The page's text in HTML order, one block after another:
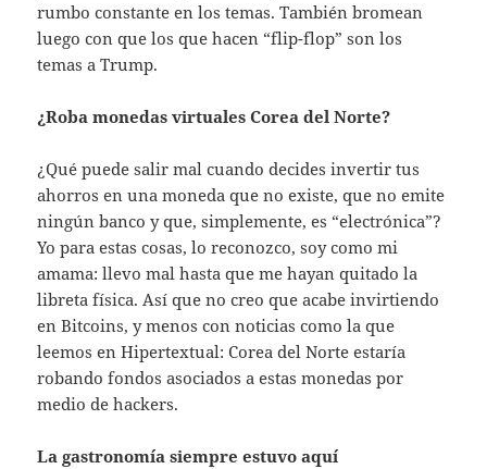
rumbo constante en los temas. También bromean
luego con que los que hacen “flip-flop” son los
temas a Trump.
¿Roba monedas virtuales Corea del Norte?
¿Qué puede salir mal cuando decides invertir tus
ahorros en una moneda que no existe, que no emite
ningún banco y que, simplemente, es “electrónica”?
Yo para estas cosas, lo reconozco, soy como mi
amama: llevo mal hasta que me hayan quitado la
libreta física. Así que no creo que acabe invirtiendo
en Bitcoins, y menos con noticias como la que
leemos en Hipertextual: Corea del Norte estaría
robando fondos asociados a estas monedas por
medio de hackers.
La gastronomía siempre estuvo aquí